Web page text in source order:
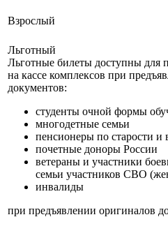
Взрослый
Льготный
Льготные билеты доступны для
на кассе комплексов при
документов:
студенты очной формы
многодетные семьи
пенсионеры по старости и
почетные доноры России
ветераны и участники
семьи участников СВО
инвалиды
при предъявлении оригиналов